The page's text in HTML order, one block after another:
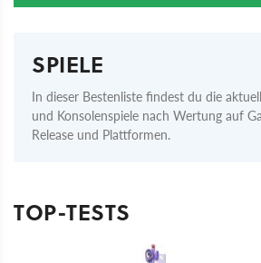
SPIELE
In dieser Bestenliste findest du die
und Konsolenspiele nach Wertung auf
Release und Plattformen.
TOP-TESTS